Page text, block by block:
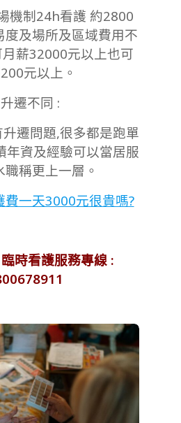
機制24h看護 約2800
及場所及區域費用不
薪32000元以上也可
元以上。
遷不同 :
遷問題,很多都是跑單
年資及經驗可以當居服
職稱更上一層。
費一天3000元很貴嗎?
時看護服務專線 :